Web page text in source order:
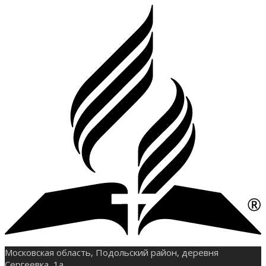
Московская область, Подольский район, деревня